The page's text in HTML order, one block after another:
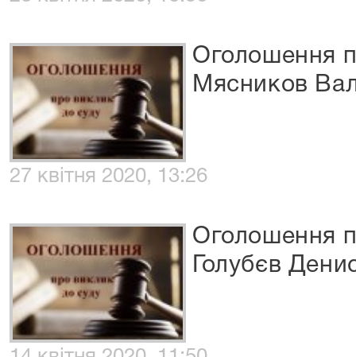
Оголошення
Мясников
27 квітня 2020, 13:26
Оголошення
Голубєв